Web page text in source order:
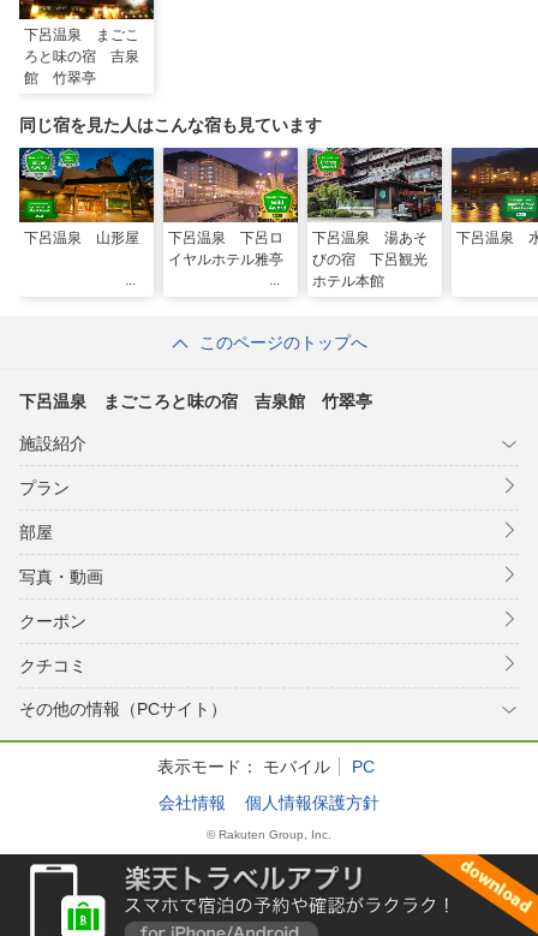
下呂温泉 まごこ
ろと味の宿 吉泉
館 竹翠亭
同じ宿を見た人はこんな宿も見ています
下呂温泉 山形屋
下呂温泉 下呂ロ
イヤルホテル雅亭
下呂温泉 湯あそ
びの宿 下呂観光
ホテル本館
下呂温泉
このページのトップへ
下呂温泉 まごころと味の宿 吉泉館 竹翠亭
施設紹介
プラン
部屋
写真・動画
クーポン
クチコミ
その他の情報（PCサイト）
表示モード： モバイル
PC
会社情報
個人情報保護方針
© Rakuten Group, Inc.